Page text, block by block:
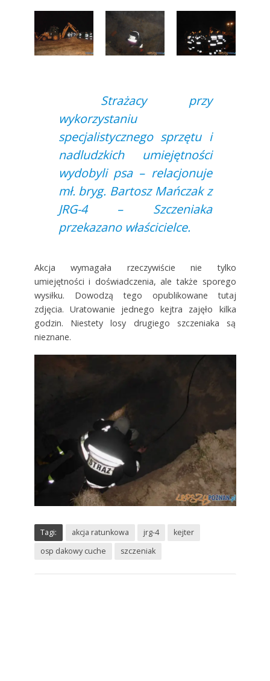
Strażacy przy
wykorzystaniu
specjalistycznego sprzętu i
nadludzkich umiejętności
wydobyli psa – relacjonuje
mł. bryg. Bartosz Mańczak z
JRG-4 – Szczeniaka
przekazano właścicielce.
Akcja wymagała rzeczywiście nie tylko
umiejętności i doświadczenia, ale także sporego
wysiłku. Dowodzą tego opublikowane tutaj
zdjęcia. Uratowanie jednego kejtra zajęło kilka
godzin. Niestety losy drugiego szczeniaka są
nieznane.
Tagi: akcja ratunkowa jrg-4
kejter
osp dakowy cuche
szczeniak